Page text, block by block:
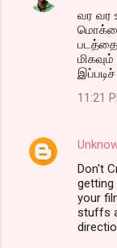
வர வர
மிகவும்
இப்படிச்
11:21
Don't
getting
your
stuffs